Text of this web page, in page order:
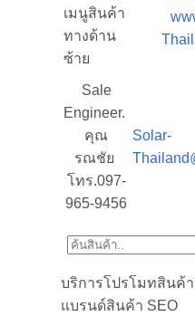
เมนูสินค้า
ทางด้าน
ซ้าย
Sale
Engineer.
คุณ
รณชัย
โทร.097-
965-9456
Solar-
บริการโปรโมทสินค้า
แบรนด์สินค้า SEO